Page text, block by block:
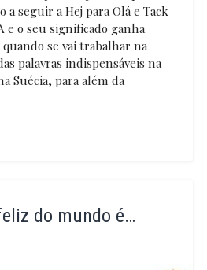
a seguir a Hej para Olá e Tack
e o seu significado ganha
se vai trabalhar na
palavras indispensáveis na
Suécia, para além da
do mundo é…